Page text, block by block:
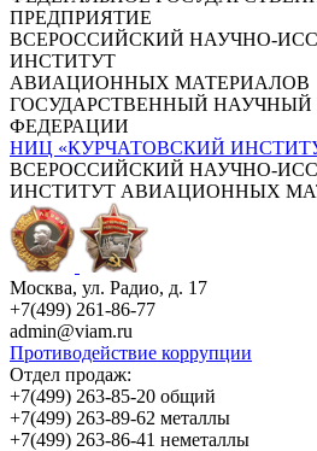
ПРЕДПРИЯТИЕ
ВСЕРОССИЙСКИЙ НАУЧНО-
ИНСТИТУТ
АВИАЦИОННЫХ МАТЕРИАЛОВ
ГОСУДАРСТВЕННЫЙ НАУЧНЫЙ
ФЕДЕРАЦИИ
НИЦ «КУРЧАТОВСКИЙ
ВСЕРОССИЙСКИЙ НАУЧНО-
ИНСТИТУТ АВИАЦИОННЫХ
Москва, ул. Радио, д. 17
+7(499) 261-86-77
admin@viam.ru
Противодействие коррупции
Отдел продаж:
+7(499) 263-85-20 общий
+7(499) 263-89-62 металлы
+7(499) 263-86-41 неметаллы